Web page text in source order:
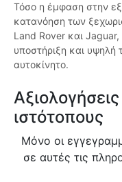
Τόσο η έμφαση στην
κατανόηση των
Land Rover και
υποστήριξη και υψηλή
αυτοκίνητο.
ιστότοπους
Μόνο οι
σε αυτές τις